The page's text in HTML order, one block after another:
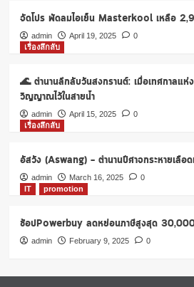
99
บาท
จัดโปร พัดลมไอเย็น Masterkool เหลือ
admin April 19, 2025
0
เรื่องลึกลับ
🌊 ตำนานลึกลับวันสงกรานต์: เมื่อเทศกาลแห่
วิญญาณไว้ในสายน้ำ
admin April 15, 2025
0
เรื่องลึกลับ
อัสวัง (Aswang) – ตำนานปีศาจกระหายเลือ
admin March 16, 2025
0
IT
promotion
ช้อปPowerbuy ลดหย่อนภาษีสูงสุด
admin February 9, 2025 0